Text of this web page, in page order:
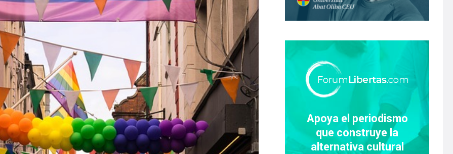
Apoya el periodismo
que construye la
alternativa cultural